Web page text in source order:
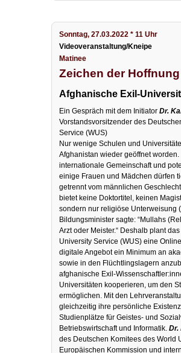
Sonntag, 27.03.2022 * 11 Uhr
Videoveranstaltung/Kneipe
Matinee
Zeichen der Hoffnung
Afghanische Exil-
Ein Gespräch mit dem InitiatorDr.
Vorstandsvorsitzender des
Service (WUS)
Nur wenige Schulen und
Afghanistan wieder geöffnet
internationale Gemeinschaft und
einige Frauen und Mädchen dürfen
getrennt vom männlichen
bietet keine Doktortitel, keinen
sondern nur religiöse Unterweisung
Bildungsminister sagte: “Mullahs
Arzt oder Meister.“ Deshalb plant
University Service (WUS) eine
digitale Angebot ein Minimum an
sowie in den Flüchtlingslagern
afghanische Exil-
Universitäten kooperieren, um den
ermöglichen. Mit den
gleichzeitig ihre persönliche
Studienplätze für Geistes- und
Betriebswirtschaft und Informatik.Dr.
des Deutschen Komitees des World
Europäischen Kommission und